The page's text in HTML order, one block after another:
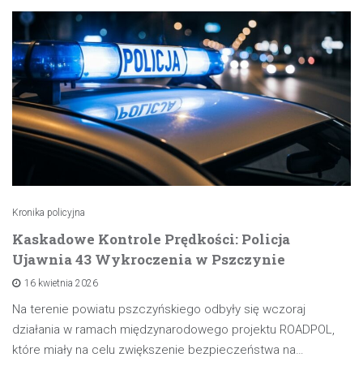
Kronika policyjna
Kaskadowe Kontrole Prędkości: Policja
Ujawnia 43 Wykroczenia w Pszczynie
16 kwietnia 2026
Na terenie powiatu pszczyńskiego odbyły się wczoraj
działania w ramach międzynarodowego projektu ROADPOL,
które miały na celu zwiększenie bezpieczeństwa na…